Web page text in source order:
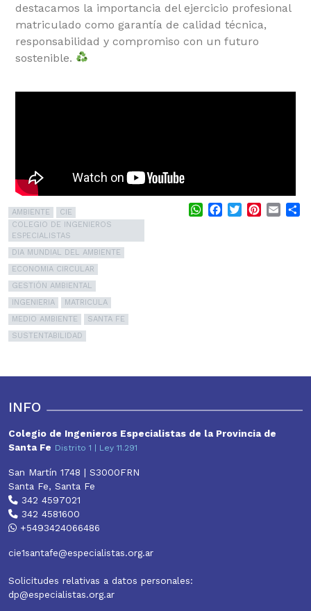
destacamos la importancia del ejercicio profesional
matriculado como garantía de calidad técnica,
responsabilidad y compromiso con un futuro
sostenible.
AMBIENTE
CIE
COLEGIO DE INGENIEROS
ESPECIALISTAS
DIA MUNDIAL DEL AMBIENTE
ECONOMIA CIRCULAR
GESTIÓN AMBIENTAL
INGENIERIA
MATRICULA
MEDIO AMBIENTE
SANTA FE
SUSTENTABILIDAD
WhatsApp
Facebook
TwitterPinterest
Email
INFO
Colegio de Ingenieros Especialistas de la Provincia de
Santa Fe Distrito 1 | Ley 11.291
San Martín 1748 | S3000FRN
Santa Fe, Santa Fe
342 4597021
342 4581600
+5493424066486
cie1santafe@especialistas.org.ar
Solicitudes relativas a datos personales:
dp@especialistas.org.ar